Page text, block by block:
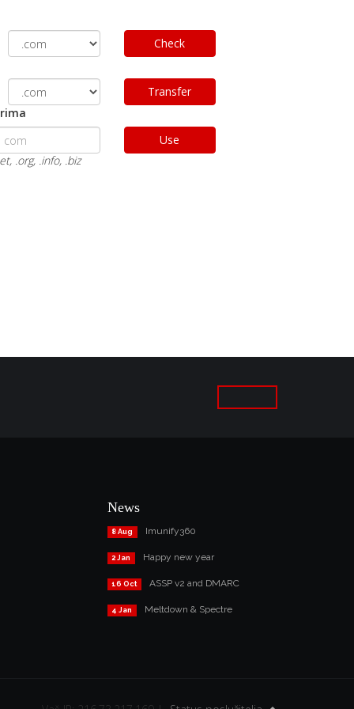
Check
Transfer
Use
.org, .info, .biz
News
8 Aug Imunify360
2 Jan Happy new year
16 Oct ASSP v2 and DMARC
4 Jan Meltdown & Spectre